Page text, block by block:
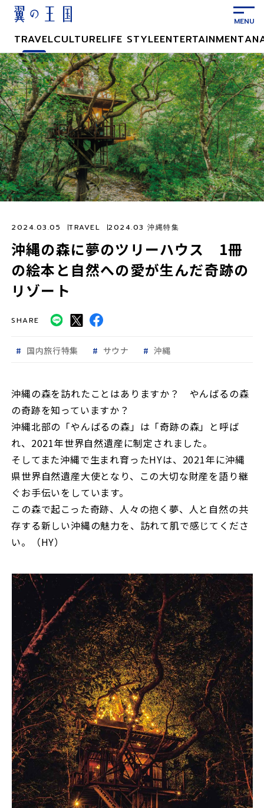
ン
テ
ン
ツ
に
ス
キ
ッ
プ
TRAVELCULTURELIFE STYLEENTERTAINMENT
沖縄の森に夢のツリーハウス 1冊
の絵本と自然への愛が生んだ奇跡の
リゾート
2024.03.05 TRAVEL 2024.03 沖縄特集
SHARE
国内旅行特集 サウナ 沖縄
沖縄の森を訪れたことはありますか？ やんばるの森
の奇跡を知っていますか？
沖縄北部の「やんばるの森」は「奇跡の森」と呼ば
れ、2021年世界自然遺産に制定されました。
そしてまた沖縄で生まれ育ったHYは、2021年に沖縄
県世界自然遺産大使となり、この大切な財産を語り継
ぐお手伝いをしています。
この森で起こった奇跡、人々の抱く夢、人と自然の共
存する新しい沖縄の魅力を、訪れて肌で感じてくださ
い。（HY）